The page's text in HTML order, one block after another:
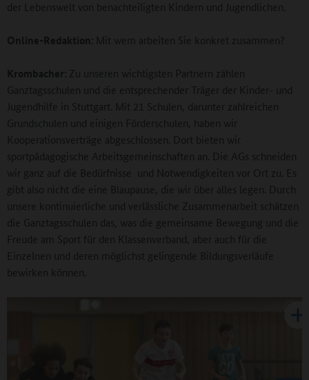
der Lebenswelt von benachteiligten Kindern und Jugendlichen.
Online-Redaktion: Mit wem arbeiten Sie konkret zusammen?
Krombacher: Zu unseren wichtigsten Partnern zählen
Ganztagsschulen und die entsprechender Träger der Kinder- und
Jugendhilfe in Stuttgart. Mit 21 Schulen, darunter zahlreichen
Grundschulen und einigen Förderschulen, haben wir
Kooperationsverträge abgeschlossen. Dort bieten wir
sportpädagogische Arbeitsgemeinschaften an. Die AGs schneiden
wir ganz auf die Bedürfnisse und Notwendigkeiten vor Ort zu. Es
gibt also nicht die eine Blaupause, die wir über alles legen. Durch
unsere kontinuierliche und verlässliche Zusammenarbeit schätzen
die Ganztagsschulen das, was die gemeinsame Bewegung und die
Freude am Sport für den Klassenverband, aber auch für die
Einzelnen und deren möglichst gelingende Bildungsverläufe
bewirken können.